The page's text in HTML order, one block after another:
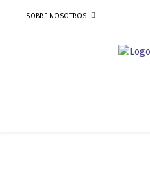
SOBRE NOSOTROS